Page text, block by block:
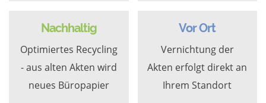
Nachhaltig
Optimiertes Recycling
- aus alten Akten wird
neues Büropapier
Vor Ort
Vernichtung der
Akten erfolgt direkt an
Ihrem Standort